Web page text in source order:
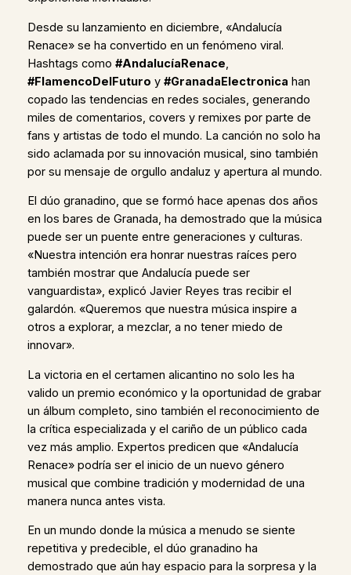
Desde su lanzamiento en diciembre, «Andalucía
Renace» se ha convertido en un fenómeno viral.
Hashtags como #AndalucíaRenace
#FlamencoDelFuturo y #GranadaElectronica han
copado las tendencias en redes sociales, generando
miles de comentarios, covers y remixes por parte de
fans y artistas de todo el mundo. La canción no solo ha
sido aclamada por su innovación musical, sino también
por su mensaje de orgullo andaluz y apertura al mundo.
El dúo granadino, que se formó hace apenas dos años
en los bares de Granada, ha demostrado que la música
puede ser un puente entre generaciones y culturas.
«Nuestra intención era honrar nuestras raíces pero
también mostrar que Andalucía puede ser
vanguardista», explicó Javier Reyes tras recibir el
galardón. «Queremos que nuestra música inspire a
otros a explorar, a mezclar, a no tener miedo de
innovar».
La victoria en el certamen alicantino no solo les ha
valido un premio económico y la oportunidad de grabar
un álbum completo, sino también el reconocimiento de
la crítica especializada y el cariño de un público cada
vez más amplio. Expertos predicen que «Andalucía
Renace» podría ser el inicio de un nuevo género
musical que combine tradición y modernidad de una
manera nunca antes vista.
En un mundo donde la música a menudo se siente
repetitiva y predecible, el dúo granadino ha
demostrado que aún hay espacio para la sorpresa y la